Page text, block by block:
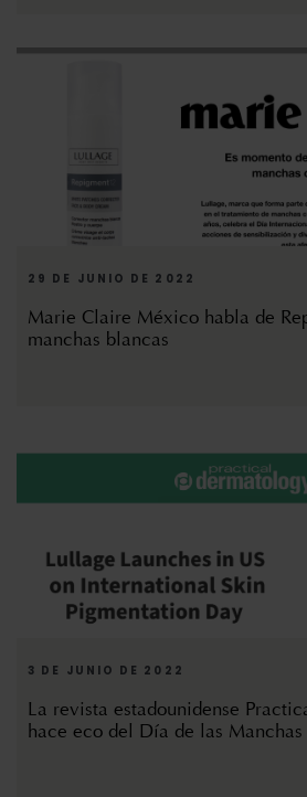
29 DE JUNIO DE 2022
Marie Claire México habla de
manchas blancas
3 DE JUNIO DE 2022
La revista estadounidense
hace eco del Día de las Manchas